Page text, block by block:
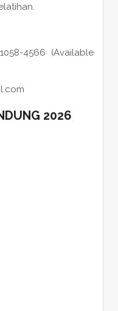
4566 (Available
2026